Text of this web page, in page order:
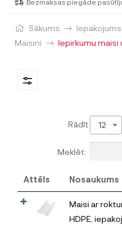
Sākums
Maisiņi
Iepirkumu maisi
Rādīt 12
Meklēt:
Attēls Nosaukums
Maisi ar
HDPE,